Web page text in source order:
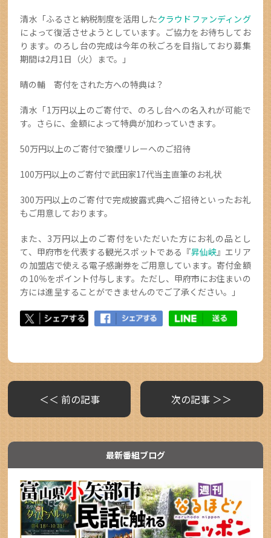
清水「ふるさと納税制度を活用したクラウドファンディング
によって復活させようとしています。ご協力をお待ちしてお
ります。のろし台の完成は今年の秋ごろを目指しており募集
期間は2月1日（火）まで。」
晴の輔 寄付をされた方への特典は？
清水「1万円以上のご寄付で、のろし台への名入れが可能で
す。さらに、金額によって特典が加わっていきます。
50万円以上のご寄付で狼煙リレーへのご招待
100万円以上のご寄付で武田家17代当主直筆のお礼状
300万円以上のご寄付で完成披露式典へご招待といったお礼
もご用意しております。
また、3万円以上のご寄付をいただいた方にお礼の品とし
て、甲府市を代表する観光スポットである『昇仙峡』エリア
の加盟店で使える電子感謝券をご用意しています。寄付金額
の10％をポイント付与します。ただし、甲府市にお住まいの
方には進呈することができませんのでご了承ください。」
＜＜ 前の記事 次の記事 ＞＞
最新番組ブログ